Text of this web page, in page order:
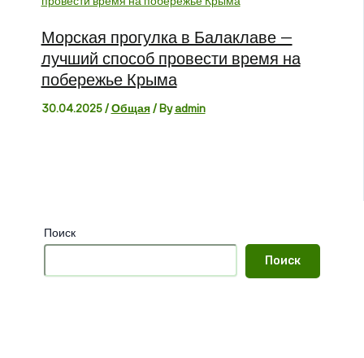
Морская прогулка в Балаклаве —
лучший способ провести время на
побережье Крыма
30.04.2025/Общая/ Byadmin
Поиск
Поиск